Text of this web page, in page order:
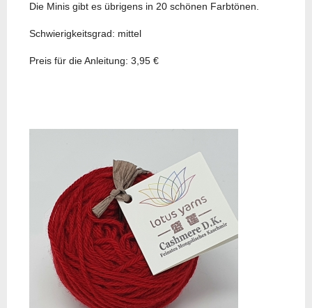
Die Minis gibt es übrigens in 20 schönen Farbtönen.
Schwierigkeitsgrad: mittel
Preis für die Anleitung: 3,95 €